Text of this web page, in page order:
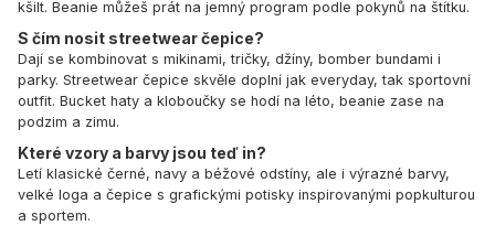
kšilt. Beanie můžeš prát na jemný program podle pokynů na štítku.
S čím nosit streetwear čepice?
Dají se kombinovat s mikinami, tričky, džíny, bomber bundami i
parky. Streetwear čepice skvěle doplní jak everyday, tak sportovní
outfit. Bucket haty a kloboučky se hodí na léto, beanie zase na
podzim a zimu.
Které vzory a barvy jsou teď in?
Letí klasické černé, navy a béžové odstíny, ale i výrazné barvy,
velké loga a čepice s grafickými potisky inspirovanými popkulturou
a sportem.